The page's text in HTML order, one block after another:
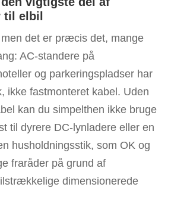
til elbil
det er præcis det, mange
AC-standere på
og parkeringspladser har
ikke fastmonteret kabel. Uden
kan du simpelthen ikke bruge
til dyrere DC-lynladere eller en
husholdningsstik, som OK og
fraråder på grund af
dimensionerede